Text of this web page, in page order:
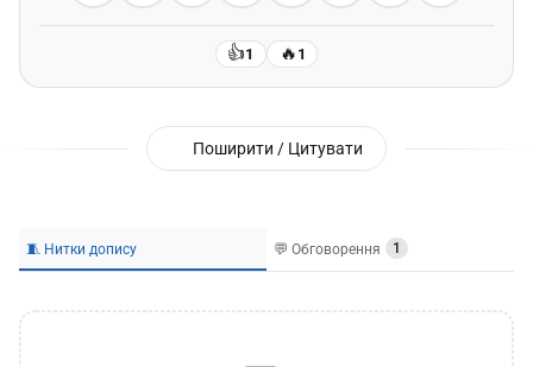
👍1 🔥 1
Поширити / Цитувати
🧵 Нитки допису 💬 Обговорення 1